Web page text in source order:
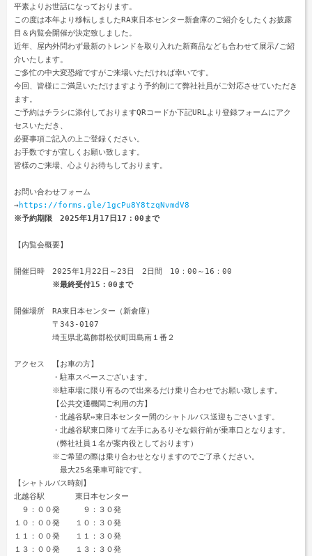
Community-based event business
キッズ・アミューズメント事業
Kids amusement business
フランチャイズ事業
Franchise business
Community Development Business
平素よりお世話になっております。
この度は本年より移転しましたRA東日本センター新倉庫のご紹介をしたくお披露
目＆内覧会開催が決定致しました。
近年、屋内外問わず最新のトレンドを取り入れた新商品なども合わせて展示/ご紹
介いたします。
ご多忙の中大変恐縮ですがご来場いただければ幸いです。
今回、皆様にご満足いただけますよう予約制にて弊社社員がご対応させていただき
ます。
ご予約はチラシに添付しておりますQRコードか下記URLより登録フォームにアク
セスいただき、
必要事項ご記入の上ご登録ください。
お手数ですが宜しくお願い致します。
皆様のご来場、心よりお待ちしております。
お問い合わせフォーム
→https://forms.gle/1gcPu8Y8tzqNvmdV8
※予約期限　2025年1月17日17：00まで
【内覧会概要】
開催日時　2025年1月22日～23日　2日間　10：00～16：00
※最終受付15：00まで
開催場所　RA東日本センター（新倉庫）
〒343-0107
埼玉県北葛飾郡松伏町田島南１番２
アクセス　【お車の方】
・駐車スペースございます。
※駐車場に限り有るので出来るだけ乗り合わせでお願い致します。
【公共交通機関ご利用の方】
・北越谷駅⇔東日本センター間のシャトルバス送迎もごさいます。
・北越谷駅東口降りて左手にあるりそな銀行前が乗車口となります。
（弊社社員１名が案内役としております）
※ご希望の際は乗り合わせとなりますのでご了承ください。
最大25名乗車可能です。
【シャトルバス時刻】
北越谷駅　　　　東日本センター
９：００発　　　９：３０発
１０：００発　　１０：３０発
１１：００発　　１１：３０発
１３：００発　　１３：３０発